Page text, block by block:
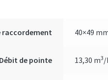
raccordement 40×49
Débit de pointe 13,30 m3/